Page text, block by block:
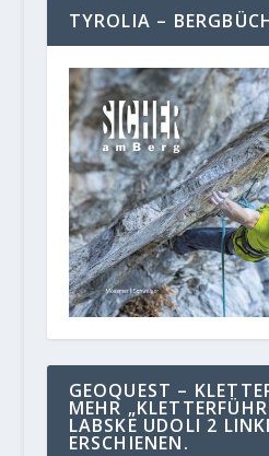
TYROLIA –
GEOQUEST –
MEHR
LABSKE UDOLI 2
ERSCHIENEN.